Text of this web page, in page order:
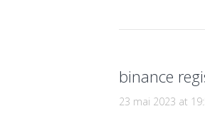
binance
23 mai 2023 at